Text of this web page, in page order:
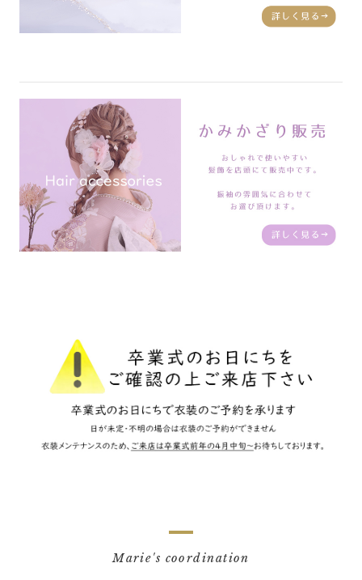
Marie's coordination